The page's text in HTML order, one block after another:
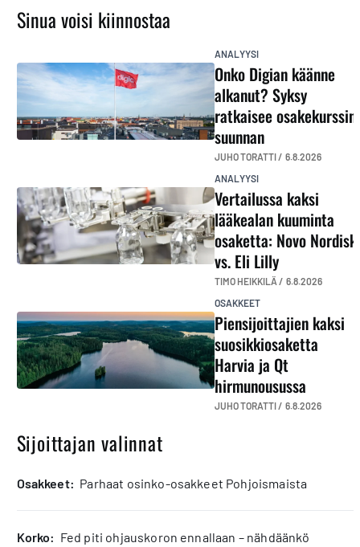
Sinua voisi kiinnostaa
ANALYYSI
Onko Digian käänne
alkanut? Syksy
ratkaisee osakekurssin
suunnan
JUHO TORATTI / 6.8.2026
ANALYYSI
Vertailussa kaksi
lääkealan kuuminta
osaketta: Novo Nordisk
vs. Eli Lilly
TIMO HEIKKILÄ / 6.8.2026
OSAKKEET
Piensijoittajien kaksi
suosikkiosaketta
Harvia ja Qt
hirmunousussa
JUHO TORATTI / 6.8.2026
Sijoittajan valinnat
osakkeet: Parhaat osinko-osakkeet Pohjoismaista
korko: Fed piti ohjauskoron ennallaan – nähdäänkö